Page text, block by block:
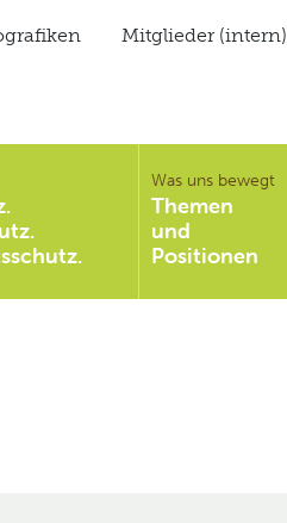
Mitglieder (intern)
Was uns bewegt
Themen
und
Positionen